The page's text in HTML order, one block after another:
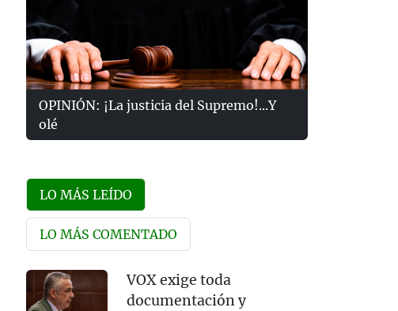
OPINIÓN: ¡La justicia del Supremo!...Y
olé
LO MÁS LEÍDO
LO MÁS COMENTADO
VOX exige toda
documentación y